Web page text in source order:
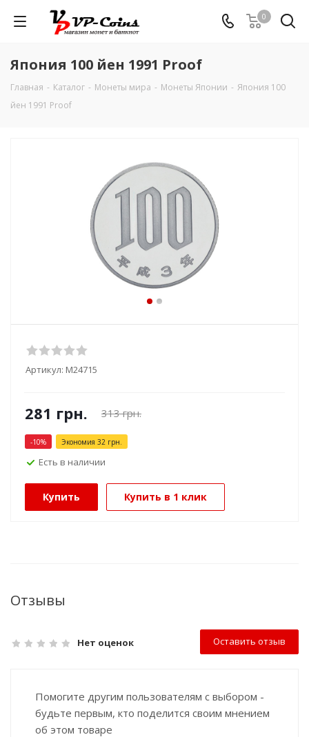
0
Япония 100 йен 1991 Proof
Главная - Каталог - Монеты мира - Монеты Японии - Япония 100
йен 1991 Proof
Артикул: М24715
281 грн. 313грн.
-10% Экономия 32 грн.
Есть в наличии
Купить Купить в 1 клик
Отзывы
Нет оценок Оставить отзыв
Помогите другим пользователям с выбором -
будьте первым, кто поделится своим мнением
об этом товаре